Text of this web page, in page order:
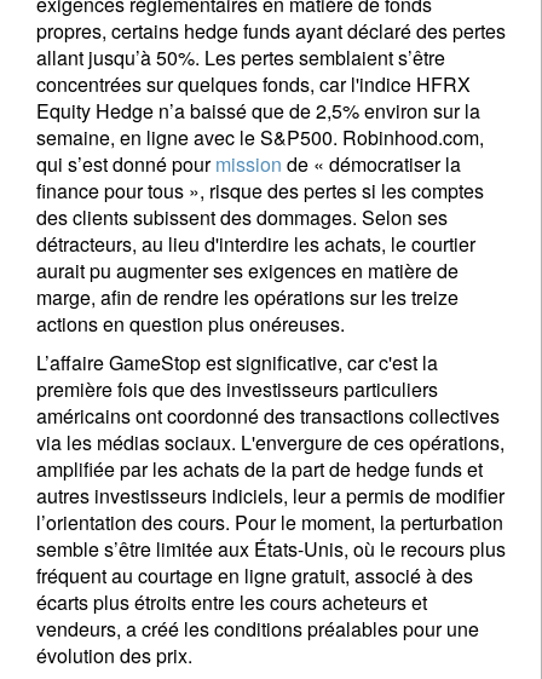
propres, certains hedge funds ayant déclaré des pertes
allant jusqu’à 50%. Les pertes semblaient s’être
concentrées sur quelques fonds, car l'indice HFRX
Equity Hedge n’a baissé que de 2,5% environ sur la
semaine, en ligne avec le S&P500. Robinhood.com,
qui s’est donné pourmission de « démocratiser la
finance pour tous », risque des pertes si les comptes
des clients subissent des dommages. Selon ses
détracteurs, au lieu d'interdire les achats, le courtier
aurait pu augmenter ses exigences en matière de
marge, afin de rendre les opérations sur les treize
actions en question plus onéreuses.
L’affaire GameStop est significative, car c'est la
première fois que des investisseurs particuliers
américains ont coordonné des transactions collectives
via les médias sociaux. L'envergure de ces opérations,
amplifiée par les achats de la part de hedge funds et
autres investisseurs indiciels, leur a permis de modifier
l’orientation des cours. Pour le moment, la perturbation
semble s’être limitée aux États-Unis, où le recours plus
fréquent au courtage en ligne gratuit, associé à des
écarts plus étroits entre les cours acheteurs et
vendeurs, a créé les conditions préalables pour une
évolution des prix.